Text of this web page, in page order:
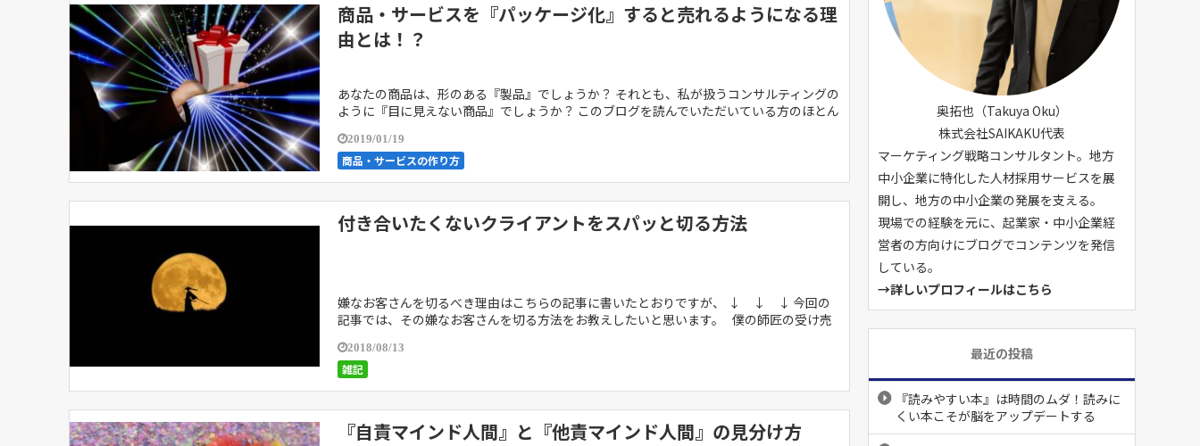
商品・サービスを『パッケージ化』すると売れるようになる理
由とは！？
あなたの商品は、形のある『製品』でしょうか？ それとも、私が扱うコンサルティングの
ように『目に見えない商品』でしょうか？ このブログを読んでいただいている方のほとん
2019/01/19
商品・サービスの作り方
付き合いたくないクライアントをスパッと切る方法
嫌なお客さんを切るべき理由はこちらの記事に書いたとおりですが、 ↓ ↓ ↓ 今回の
記事では、その嫌なお客さんを切る方法をお教えしたいと思います。 僕の師匠の受け売
2018/08/13
雑記
『自責マインド人間』と『他責マインド人間』の見分け方
奥拓也（Takuya Oku）
株式会社SAIKAKU代表
マーケティング戦略コンサルタント。地方
中小企業に特化した人材採用サービスを展
開し、地方の中小企業の発展を支える。
現場での経験を元に、起業家・中小企業経
営者の方向けにブログでコンテンツを発信
している。
→詳しいプロフィールはこちら
最近の投稿
『読みやすい本』は時間のムダ！読みに
くい本こそが脳をアップデートする